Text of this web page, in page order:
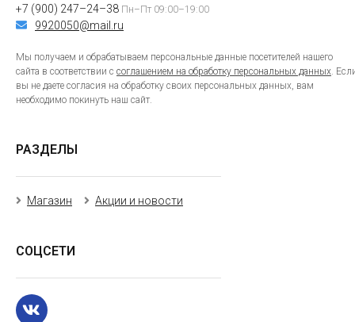
+7 (900) 247–24–38 Пн–Пт 09:00–19:00
9920050@mail.ru
Мы получаем и обрабатываем персональные данные посетителей нашего
сайта в соответствии с соглашением на обработку персональных данных.
вы не даете согласия на обработку своих персональных данных, вам
необходимо покинуть наш сайт.
РАЗДЕЛЫ
Магазин Акции и новости
СОЦСЕТИ